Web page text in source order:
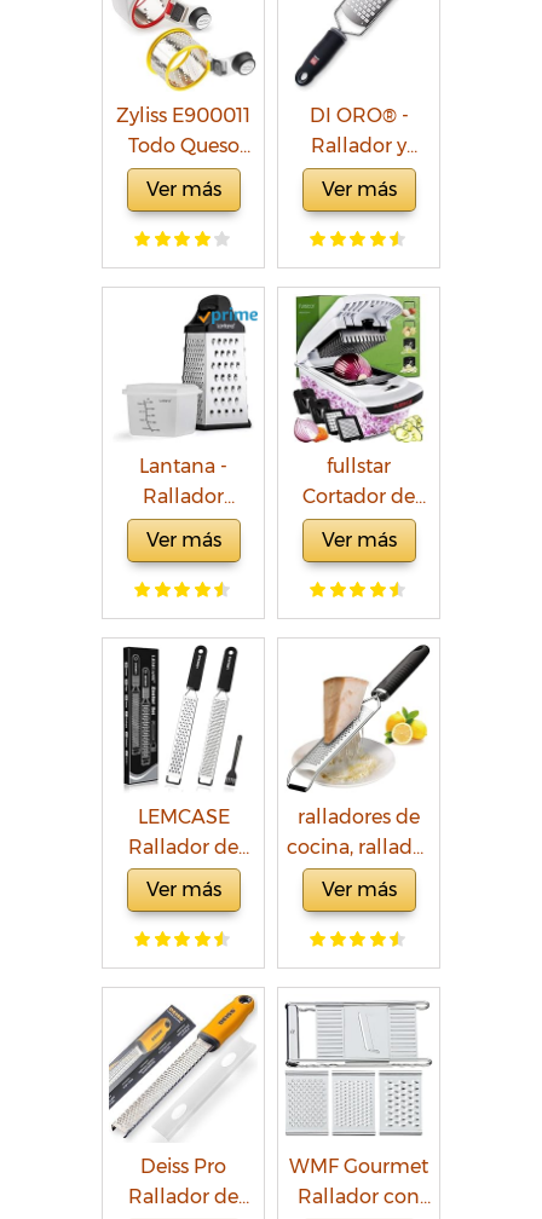
Zyliss E900011
Todo Queso
Rallador de
Tambor
Rotativo,
Plástico/Acero
inoxidable,
Blanco/Gris,
Molinillo de
Queso Manual
con Mango
Para
Lavavajillas
Ver más
DI ORO® -
Rallador y
zester
profesionales
de acero
inoxidable -
Perfectos para
queso, papas,
manzanas,
zanahorias y
otras frutas y
verduras
(Rallador)
Ver más
Lantana -
Rallador
manual con 6
caras y
contenedor
para alimentos
- Para rallado
grueso,
mediano, fino,
ultrafino y
raspado - Con
mandolina -
Con recipiente
medidor y tapa
Ver más
fullstar
Cortador de
Verdura
Picadora
Manual con
cuchillas de
inoxidable -
Picador de
Verduras
Patatas Cebolla
Blanco)
Ver más
LEMCASE
Rallador de
Limón, Queso -
Fino Zester con
Cuchilla de
Acero
Inoxidable y
Mango de
Silicona | Negro
(2 Piezas Set)
Ver más
ralladores de
cocina, rallador
de queso,
rallador afilado
de acero
inoxidable 18/8,
apto para
lavavajillas,
mango de TPR,
cubierta
protectora,
limón, jengibre
y ajo
Ver más
Deiss Pro
Rallador de
WMF Gourmet
Rallador con